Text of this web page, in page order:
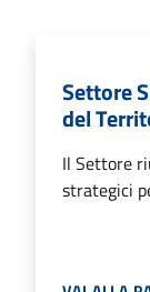
Settore
del
Il Settore
strategici